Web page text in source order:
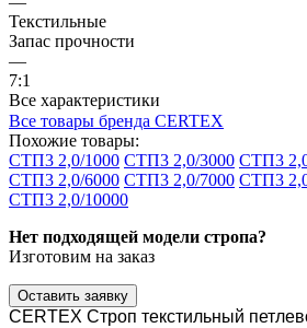
Текстильные
Запас прочности
—
7:1
Все характеристики
Все товары бренда CERTEX
Похожие товары:
СТП3 2,0/1000 СТП3 2,0/3000 СТП3
СТП3 2,0/6000 СТП3 2,0/7000 СТП3
СТП3 2,0/10000
Нет подходящей модели стропа?
Изготовим на заказ
Оставить заявку
CERTEX Строп текстильный